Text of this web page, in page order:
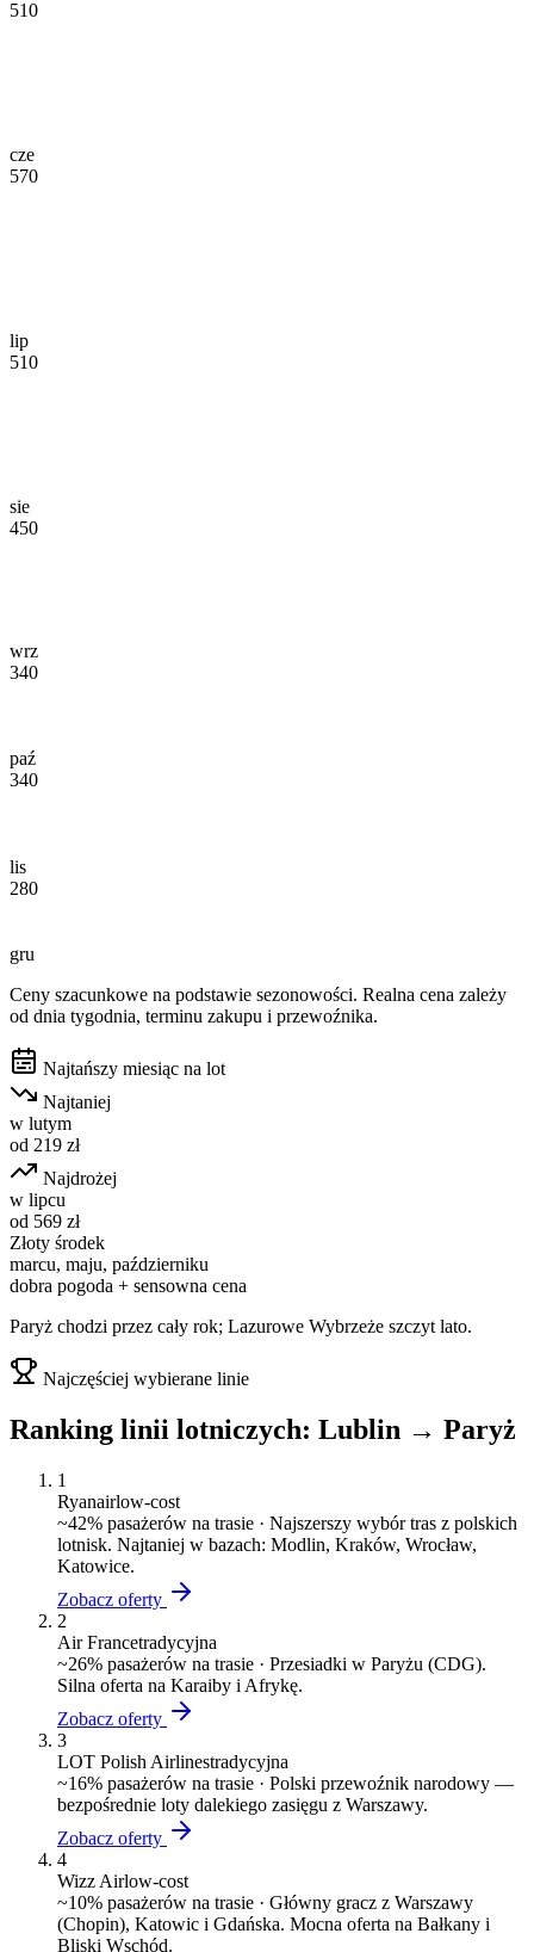
510
cze
570
lip
510
sie
450
wrz
340
paź
340
lis
280
gru
Ceny szacunkowe na podstawie sezonowości. Realna cena zależy
od dnia tygodnia, terminu zakupu i przewoźnika.
Najtańszy miesiąc na lot
Najtaniej
w lutym
od 219 zł
Najdrożej
w lipcu
od 569 zł
Złoty środek
marcu, maju, październiku
dobra pogoda + sensowna cena
Paryż chodzi przez cały rok; Lazurowe Wybrzeże szczyt lato.
Najczęściej wybierane linie
Ranking linii lotniczych: Lublin → Paryż
1
Ryanairlow-cost
~42% pasażerów na trasie · Najszerszy wybór tras z polskich
lotnisk. Najtaniej w bazach: Modlin, Kraków, Wrocław,
Katowice.
Zobacz oferty
2
Air Francetradycyjna
~26% pasażerów na trasie · Przesiadki w Paryżu (CDG).
Silna oferta na Karaiby i Afrykę.
Zobacz oferty
3
LOT Polish Airlinestradycyjna
~16% pasażerów na trasie · Polski przewoźnik narodowy —
bezpośrednie loty dalekiego zasięgu z Warszawy.
Zobacz oferty
4
Wizz Airlow-cost
~10% pasażerów na trasie · Główny gracz z Warszawy
(Chopin), Katowic i Gdańska. Mocna oferta na Bałkany i
Bliski Wschód.